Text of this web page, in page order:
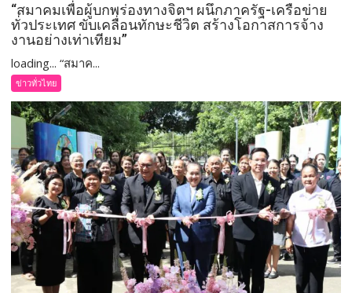
“สมาคมเพื่อผู้บกพร่องทางจิตฯ ผนึกภาครัฐ-เครือข่าย
ทั่วประเทศ ขับเคลื่อนทักษะชีวิต สร้างโอกาสการจ้าง
งานอย่างเท่าเทียม”
loading... “สมาค...
ข่าวทั่วไทย